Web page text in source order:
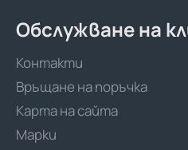
Обслужване на
Контакти
Връщане на поръчка
Карта на сайта
Марки